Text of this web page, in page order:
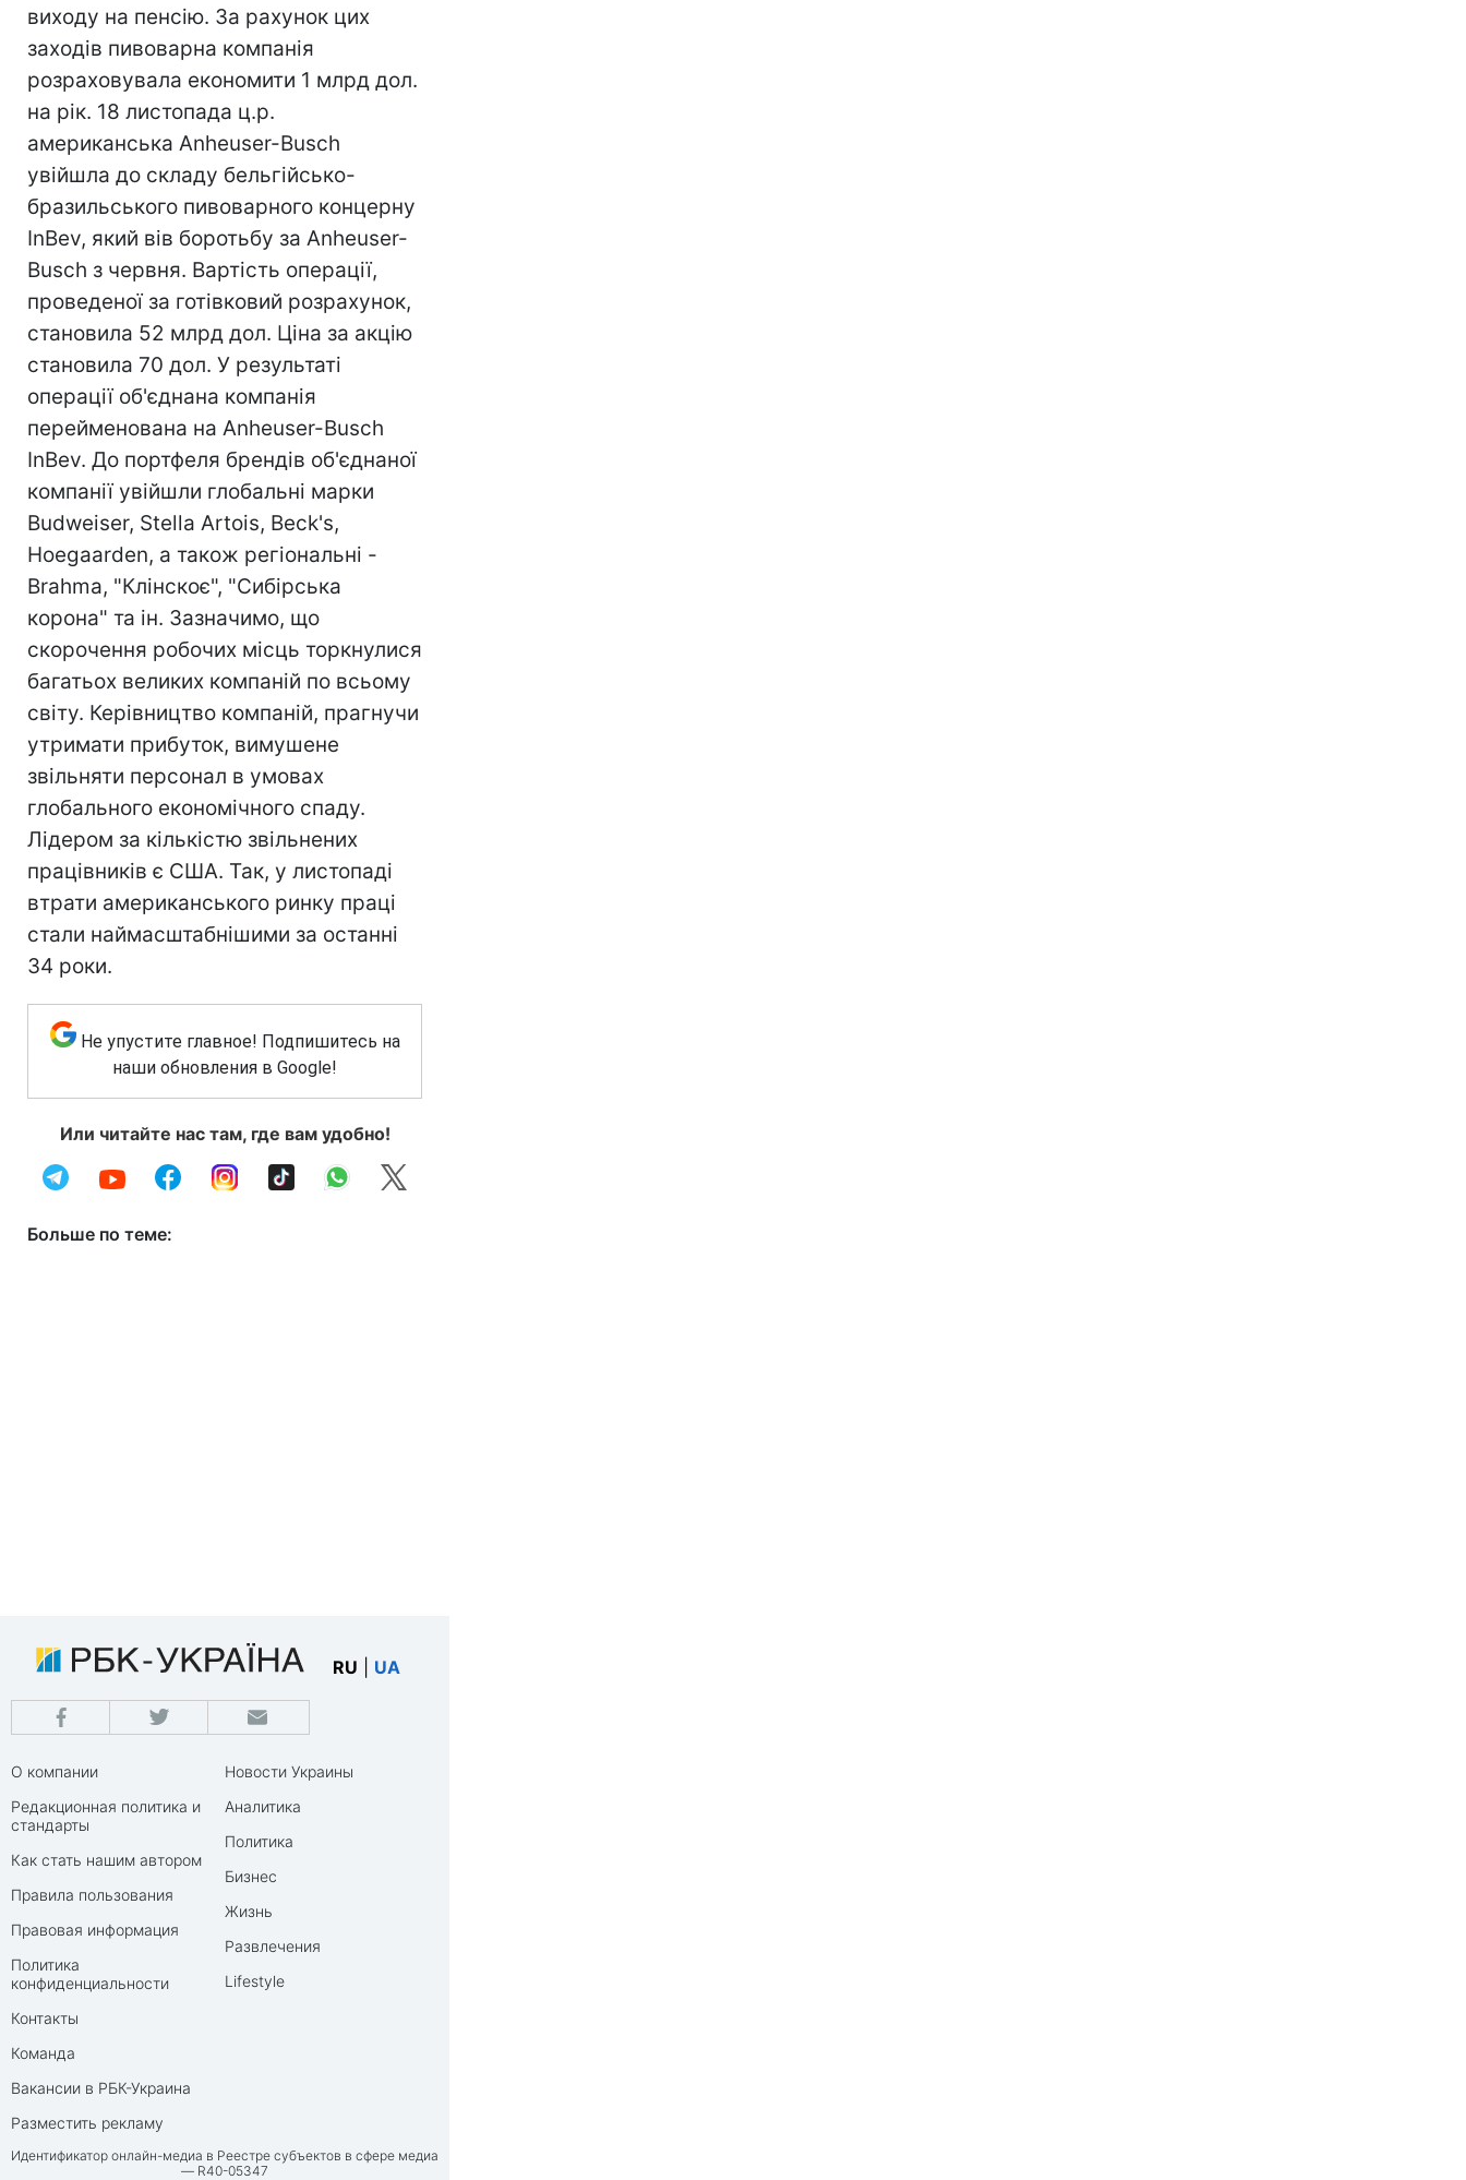
виходу на пенсію. За рахунок цих
заходів пивоварна компанія
розраховувала економити 1 млрд дол.
на рік. 18 листопада ц.р.
американська Anheuser-Вusch
увійшла до складу бельгійсько-
бразильського пивоварного концерну
InВev, який вів боротьбу за Anheuser-
Вusch з червня. Вартість операції,
проведеної за готівковий розрахунок,
становила 52 млрд дол. Ціна за акцію
становила 70 дол. У результаті
операції об'єднана компанія
перейменована на Anheuser-Вusch
InВev. До портфеля брендів об'єднаної
компанії увійшли глобальні марки
Budweiser, Stella Artois, Beck's,
Hoegaarden, а також регіональні -
Brahma, "Клінскоє", "Сибірська
корона" та ін. Зазначимо, що
скорочення робочих місць торкнулися
багатьох великих компаній по всьому
світу. Керівництво компаній, прагнучи
утримати прибуток, вимушене
звільняти персонал в умовах
глобального економічного спаду.
Лідером за кількістю звільнених
працівників є США. Так, у листопаді
втрати американського ринку праці
стали наймасштабнішими за останні
34 роки.
Не упустите главное! Подпишитесь на
наши обновления в Google!
Или читайте нас там, где вам удобно!
Больше по теме:
RU UA
О компании
Редакционная политика и
стандарты
Как стать нашим автором
Правила пользования
Правовая информация
Политика
конфиденциальности
Контакты
Команда
Вакансии в РБК-Украина
Разместить рекламу
Новости Украины
Аналитика
Политика
Бизнес
Жизнь
Развлечения
Lifestyle
Идентификатор онлайн-медиа в Реестре субъектов в сфере медиа
— R40-05347